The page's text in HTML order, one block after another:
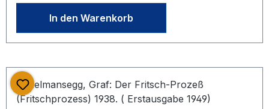
Ebd., Vorsatzblatt leicht gebräunt,
Sonst guter Zustand. Schutzeinband
zeitgenössisch repariert.
In den Warenkorb